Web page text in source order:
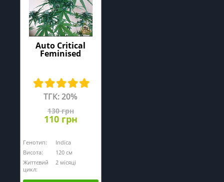
Auto Critical
Feminised
ТГК: 20%
130 грн
110 грн
Генотип:
Indica
Висота:
120 см
Життєвий
цикл:
2 місяці